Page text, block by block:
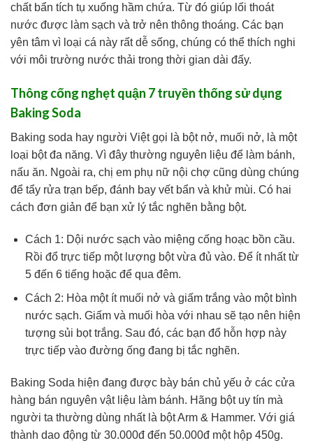
chất bẩn tích tụ xuống hầm chứa. Từ đó giúp lối thoát
nước được làm sạch và trở nên thông thoáng. Các bạn
yên tâm vì loại cá này rất dễ sống, chúng có thể thích nghi
với môi trường nước thải trong thời gian dài đấy.
Thông cống nghẹt quận 7 truyền thống sử dụng
Baking Soda
Baking soda hay người Việt gọi là bột nở, muối nở, là một
loại bột đa năng. Vì đây thường nguyên liệu để làm bánh,
nấu ăn. Ngoài ra, chị em phụ nữ nội chợ cũng dùng chúng
để tẩy rửa trạn bếp, đánh bay vết bẩn và khử mùi. Có hai
cách đơn giản để bạn xử lý tắc nghẽn bằng bột.
Cách 1: Dội nước sạch vào miệng cống hoạc bồn cầu.
Rồi đổ trực tiếp một lượng bột vừa đủ vào. Để ít nhất từ
5 đến 6 tiếng hoặc để qua đêm.
Cách 2: Hòa một ít muối nở và giấm trắng vào một bình
nước sạch. Giấm và muối hòa với nhau sẽ tạo nên hiện
tượng sủi bọt trắng. Sau đó, các bạn đổ hỗn hợp này
trực tiếp vào đường ống đang bị tắc nghẽn.
Baking Soda hiện đang được bày bán chủ yếu ở các cửa
hàng bán nguyên vật liệu làm bánh. Hãng bột uy tín mà
người ta thường dùng nhất là bột Arm & Hammer. Với giá
thành dao động từ 30.000đ đến 50.000đ một hộp 450g.